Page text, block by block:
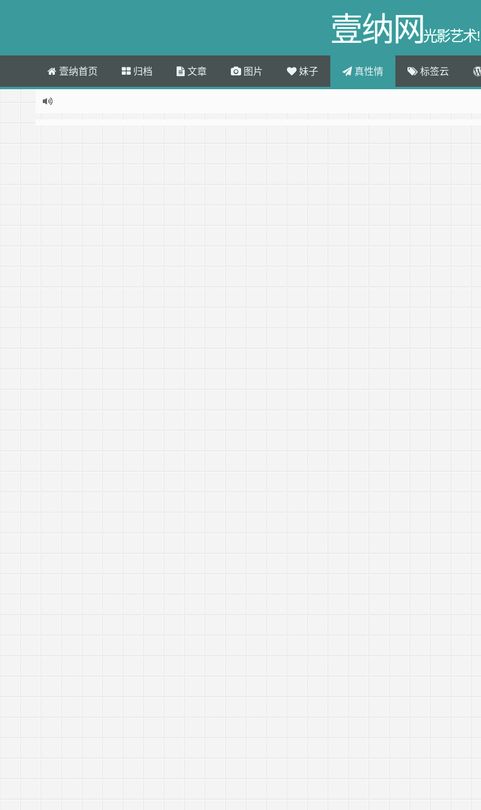
壹纳网光影艺术!
壹纳首页 归档 文章 图片 妹子 真性情 标签云